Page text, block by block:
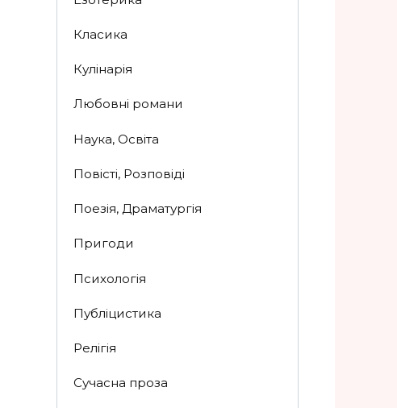
Класика
Кулінарія
Любовні романи
Наука, Освіта
Повісті, Розповіді
Поезія, Драматургія
Пригоди
Психологія
Публіцистика
Релігія
Сучасна проза